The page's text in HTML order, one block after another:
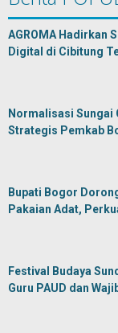
AGROMA Hadirkan
Digital di Cibitung
Normalisasi Sungai
Strategis Pemkab
Bupati Bogor
Pakaian Adat,
Festival Budaya
Guru PAUD dan